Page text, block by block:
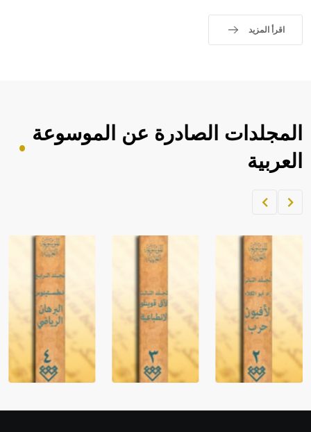
اقرأ المزيد
المجلدات الصادرة عن الموسوعة
العربية